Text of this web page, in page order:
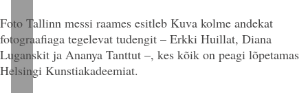
Foto Tallinn messi raames esitleb Kuva kolme andekat
fotograafiaga tegelevat tudengit – Erkki Huillat, Diana
Luganskit ja Ananya Tanttut –, kes kõik on peagi lõpetamas
Helsingi Kunstiakadeemiat.